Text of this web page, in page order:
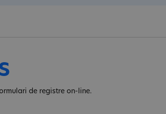
de registre on-line.